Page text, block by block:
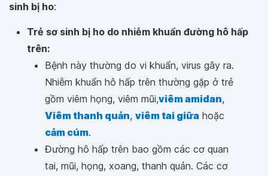
sinh bị ho:
Trẻ sơ sinh bị ho do nhiễm khuẩn đường hô hấp
trên:
Bệnh này thường do vi khuẩn, virus gây ra.
Nhiễm khuẩn hô hấp trên thường gặp ở trẻ
gồm viêm họng, viêm mũi,viêm amidan,
Viêm thanh quản, viêm tai giữa hoặc
cảm cúm.
Đường hô hấp trên bao gồm các cơ quan
tai, mũi, họng, xoang, thanh quản. Các cơ